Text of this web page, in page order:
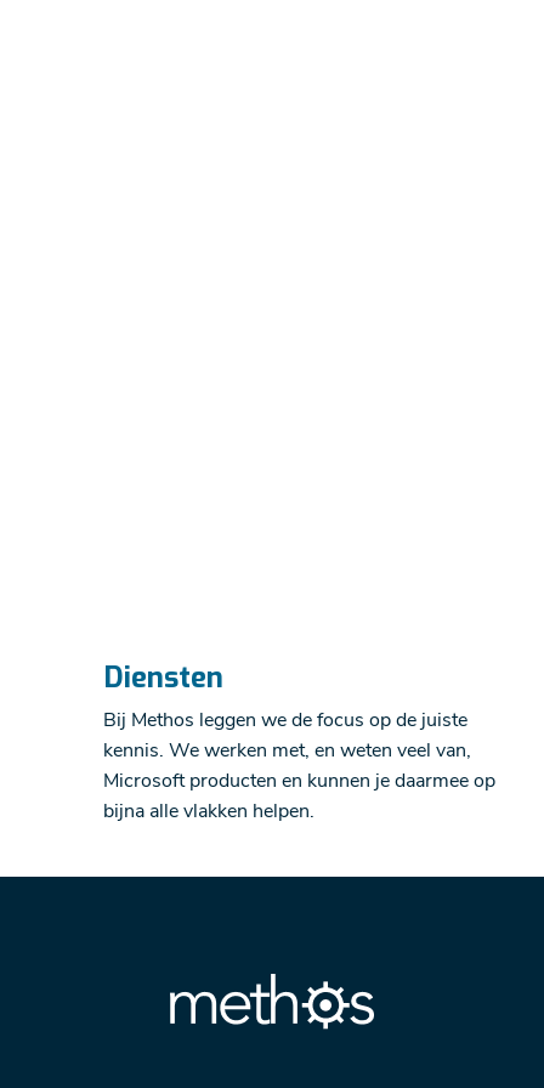
Diensten
Bij Methos leggen we de focus op de juiste
kennis. We werken met, en weten veel van,
Microsoft producten en kunnen je daarmee op
bijna alle vlakken helpen.